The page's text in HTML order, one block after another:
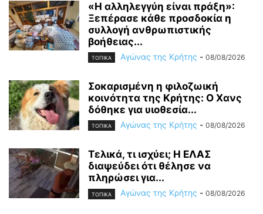
«Η αλληλεγγύη είναι πράξη»:
Ξεπέρασε κάθε προσδοκία η
συλλογή ανθρωπιστικής
βοήθειας...
ΤΟΠΙΚΑ Αγώνας της Κρήτης - 08/08/2026
Σοκαρισμένη η φιλοζωική
κοινότητα της Κρήτης: Ο Χανς
δόθηκε για υιοθεσία...
ΤΟΠΙΚΑ Αγώνας της Κρήτης - 08/08/2026
Τελικά, τι ισχύει; Η ΕΛΑΣ
διαψεύδει ότι θέλησε να
πληρώσει για...
ΤΟΠΙΚΑ Αγώνας της Κρήτης - 08/08/2026